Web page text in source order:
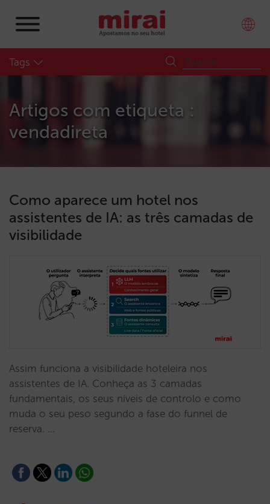
Tags
Artigos com etiqueta :
vendadireta
Como aparece um hotel nos
assistentes de IA: as três camadas de
visibilidade
Assim funciona a visibilidade hoteleira nos
assistentes de IA. Conheça as 3 camadas
fundamentais, os seus níveis de controlo e como
muda o seu peso segundo a fase do funnel de
reserva. …